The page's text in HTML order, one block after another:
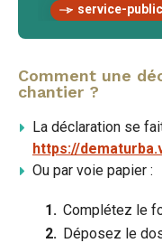
service-
Comment une
chantier ?
La déclaration se
https://
Ou par voie papier :
Complétez le
Déposez le